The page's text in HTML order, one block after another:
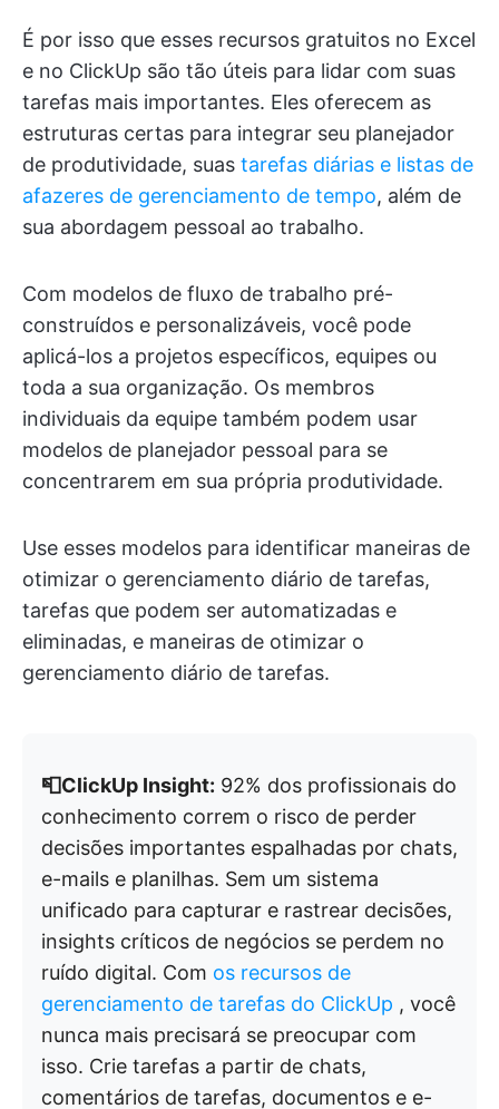
É por isso que esses recursos gratuitos no Excel
e no ClickUp são tão úteis para lidar com suas
tarefas mais importantes. Eles oferecem as
estruturas certas para integrar seu planejador
de produtividade, suas tarefas diárias e listas de
afazeres de gerenciamento de tempo, além de
sua abordagem pessoal ao trabalho.
Com modelos de fluxo de trabalho pré-
construídos e personalizáveis, você pode
aplicá-los a projetos específicos, equipes ou
toda a sua organização. Os membros
individuais da equipe também podem usar
modelos de planejador pessoal para se
concentrarem em sua própria produtividade.
Use esses modelos para identificar maneiras de
otimizar o gerenciamento diário de tarefas,
tarefas que podem ser automatizadas e
eliminadas, e maneiras de otimizar o
gerenciamento diário de tarefas.
📮ClickUp Insight: 92% dos profissionais do
conhecimento correm o risco de perder
decisões importantes espalhadas por chats,
e-mails e planilhas. Sem um sistema
unificado para capturar e rastrear decisões,
insights críticos de negócios se perdem no
ruído digital. Com os recursos de
gerenciamento de tarefas do ClickUp , você
nunca mais precisará se preocupar com
isso. Crie tarefas a partir de chats,
comentários de tarefas, documentos e e-